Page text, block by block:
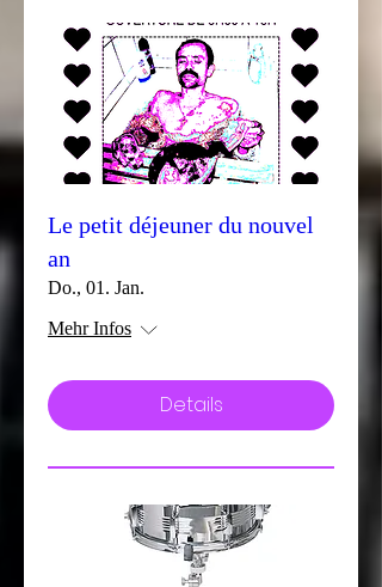
Le petit déjeuner du nouvel
an
Do., 01. Jan.
Mehr Infos
Details